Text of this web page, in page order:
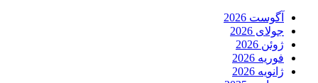
آگوست 2026
جولای 2026
ژوئن 2026
فوریه 2026
ژانویه 2026